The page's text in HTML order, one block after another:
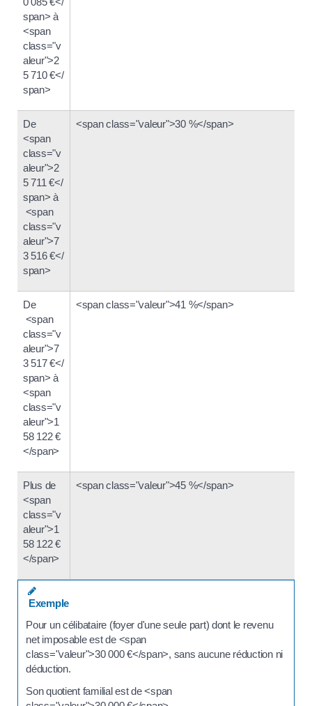
span> à
<span
class="v
aleur">2
5 710 €</
span>
De
<span
class="v
aleur">2
5 711 €</
span> à
<span
class="v
aleur">7
3 516 €</
span>
<span class="valeur">30 %</span>
De
<span
class="v
aleur">7
3 517 €</
span> à
<span
class="v
aleur">1
58 122 €
</span>
<span class="valeur">41 %</span>
Plus de
<span
class="v
aleur">1
58 122 €
</span>
<span class="valeur">45 %</span>
Exemple
Pour un célibataire (foyer d'une seule part) dont le revenu
net imposable est de <span
class="valeur">30 000 €</span>, sans aucune réduction ni
déduction.
Son quotient familial est de <span